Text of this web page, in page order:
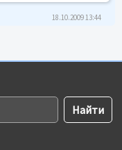
18.10.2009 13:44